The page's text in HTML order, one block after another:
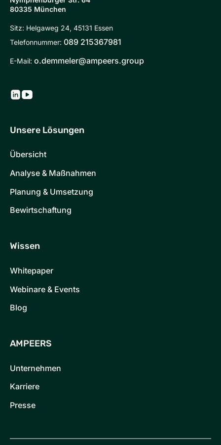
80335 München
Sitz: Helgaweg 24, 45131 Essen
Telefonnummer: 089 215367981
E-Mail: o.demmeler@ampeers.group
Unsere Lösungen
Übersicht
Analyse & Maßnahmen
Planung & Umsetzung
Bewirtschaftung
Wissen
Whitepaper
Webinare & Events
Blog
AMPEERS
Unternehmen
Karriere
Presse